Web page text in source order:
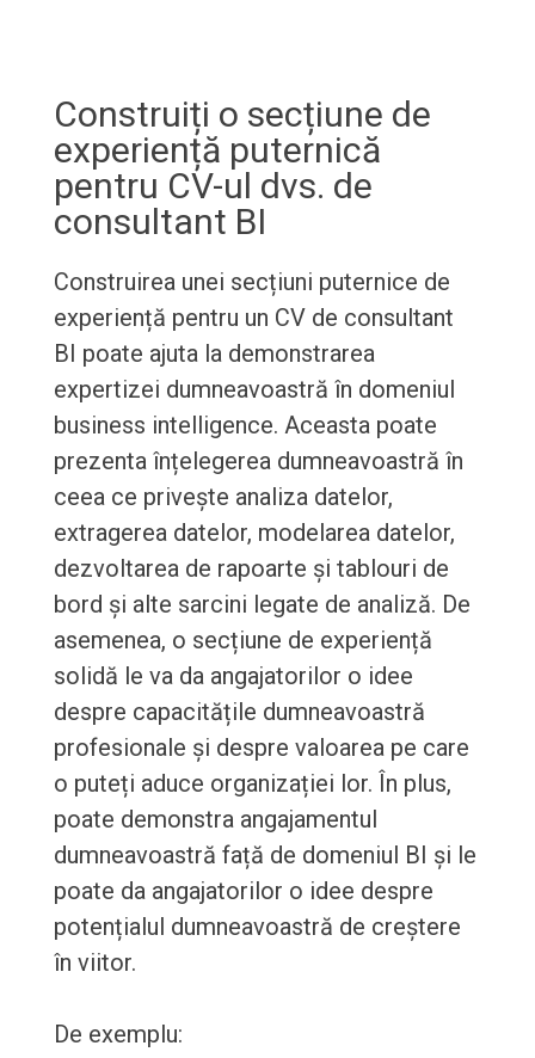
Construiți o secțiune de
experiență puternică
pentru CV-ul dvs. de
consultant BI
Construirea unei secțiuni puternice de
experiență pentru un CV de consultant
BI poate ajuta la demonstrarea
expertizei dumneavoastră în domeniul
business intelligence. Aceasta poate
prezenta înțelegerea dumneavoastră în
ceea ce privește analiza datelor,
extragerea datelor, modelarea datelor,
dezvoltarea de rapoarte și tablouri de
bord și alte sarcini legate de analiză. De
asemenea, o secțiune de experiență
solidă le va da angajatorilor o idee
despre capacitățile dumneavoastră
profesionale și despre valoarea pe care
o puteți aduce organizației lor. În plus,
poate demonstra angajamentul
dumneavoastră față de domeniul BI și le
poate da angajatorilor o idee despre
potențialul dumneavoastră de creștere
în viitor.
De exemplu: